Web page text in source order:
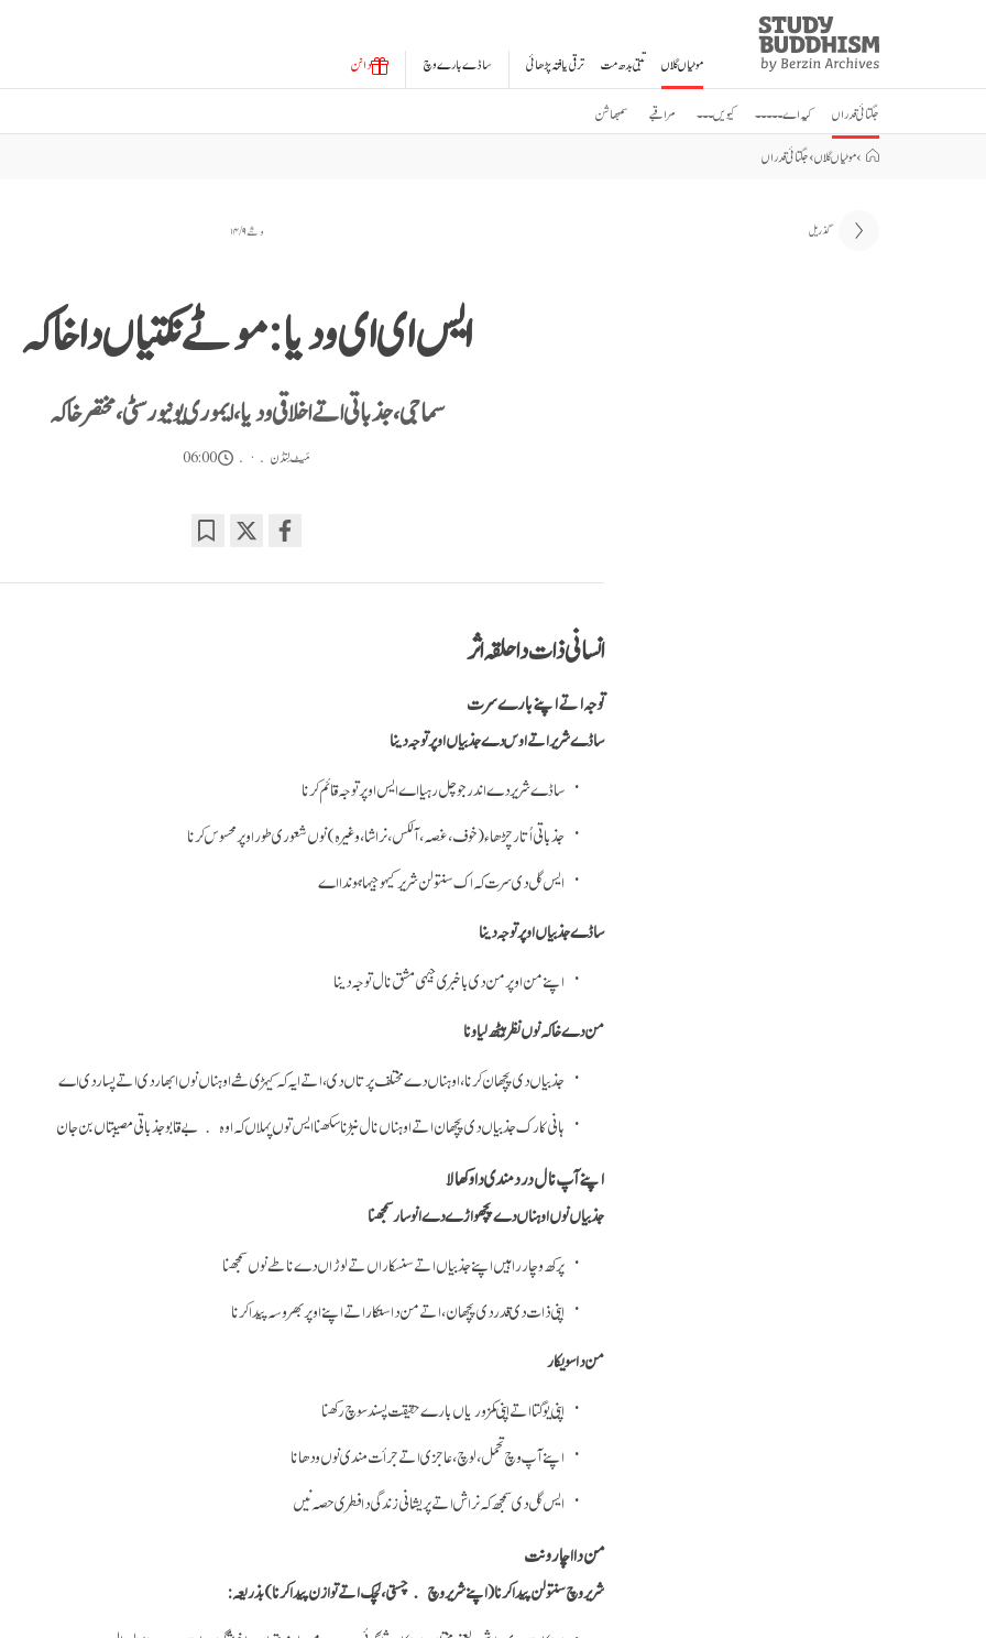
Study
Buddhism
Home
موٹیاں گلاں
جگتائی قدراں کیہ اے ۔۔۔۔۔ کیویں ۔۔۔ مراقبے سمبھاشن
تبتی بدھ مت ترقی یافتہ پڑھائی ساڈے بارے وچ دانن
›موٹیاں گلاں›جگتائی قدراں
گذریل وشے ۹ / ۱۴
ایس ای ای ودیا: موٹے نکتیاں دا خاکہ
سماجی، جذباتی اتے اخلاقی ودیا، ایموری یونیورسٹی، مختصر خاکہ
مَیٹ لِنڈن 06:00
on
انسانی ذات دا حلقہ اثر
توجہ اتے اپنے بارے سرت
ساڈے شریر اتے اوس دے جذبیاں اوپر توجہ دینا
ساڈے شریر دے اندر جو چل رہیا اے ایس اوپر توجہ قائم کرنا
جذباتی اُتار چڑھاء (خوف، غصہ، آلکس، نراشا، وغیرہ) نوں شعوری طور اوپر محسوس کرنا
ایس گل دی سرت کہ اک سنتولن شریر کیہو جیہا ہوندا اے
ساڈے جذبیاں اوپر توجہ دینا
اپنے من اوپر من دی باخبری جیہی مشق نال توجہ دینا
من دے خاکہ نوں نظر ہیٹھ لیاونا
جذبیاں دی پچھان کرنا، اوہناں دے مختلف پرتاں دی، اتے ایہ کہ کیہڑی شے اوہناں نوں ابھاردی اتے پساردی اے
ہانی کارک جذبیاں دی پچھان اتے اوہناں نال نبڑنا سکھنا ایس توں پہلاں کہ اوہ بے قابو جذباتی مصیبتاں بن جان
اپنے آپ نال درد مندی دا وکھالا
جذبیاں نوں اوہناں دے پچھواڑے دے انوسار سمجھنا
پرکھ وچار راہیں اپنے جذبیاں اتے سنسکاراں تے لوڑاں دے ناطے نوں سمجھنا
اپنی ذات دی قدر دی پچھان، اتے من دا ستکار اتے اپنے اوپر بھروسہ پیدا کرنا
من دا سویکار
اپنی یوگتا اتے اپنی کمزوریاں بارے حقیقت پسند سوچ رکھنا
اپنے آپ وچ تحمل، لوچ، عاجزی اتے جرأت مندی نوں ودھانا
ایس گل دی سمجھ کہ نراش اتے پریشانی زندگی دا فطری حصہ نیں
من دا اچار ونت
شریر وچ سنتولن پیدا کرنا ( اپنے شریر وچ چستی، لچک اتے توازن پیدا کرنا) بذریعہ: